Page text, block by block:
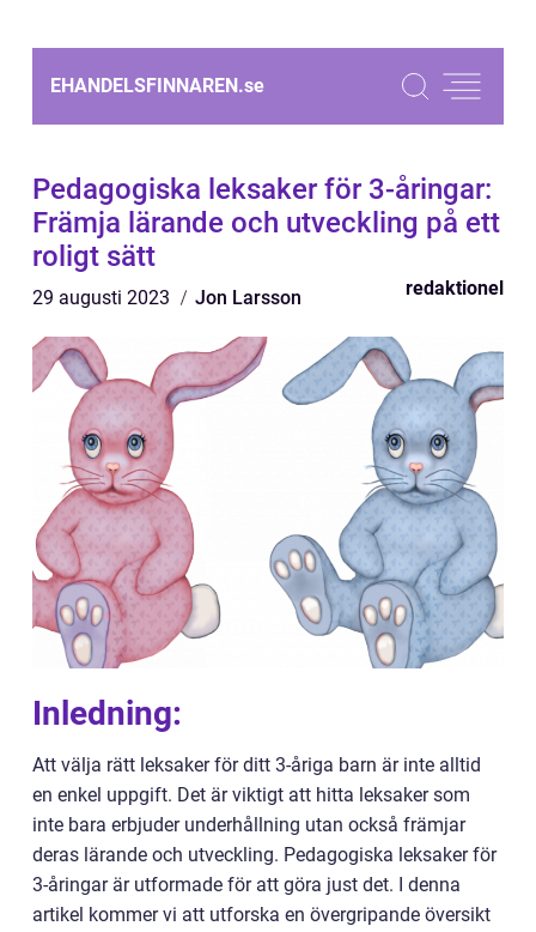
EHANDELSFINNAREN.se
Pedagogiska leksaker för 3-åringar:
Främja lärande och utveckling på ett
roligt sätt
29 augusti 2023 Jon Larsson redaktionel
Inledning:
Att välja rätt leksaker för ditt 3-åriga barn är inte alltid
en enkel uppgift. Det är viktigt att hitta leksaker som
inte bara erbjuder underhållning utan också främjar
deras lärande och utveckling. Pedagogiska leksaker för
3-åringar är utformade för att göra just det. I denna
artikel kommer vi att utforska en övergripande översikt